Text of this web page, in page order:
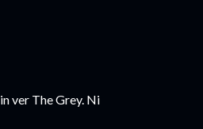
ver The Grey. Ni